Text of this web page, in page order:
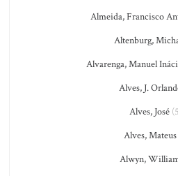
Almeida, Francisco
Altenburg,
Alvarenga, Manuel
Alves, J.
Alves, José
Alves, Mateus
Alwyn,